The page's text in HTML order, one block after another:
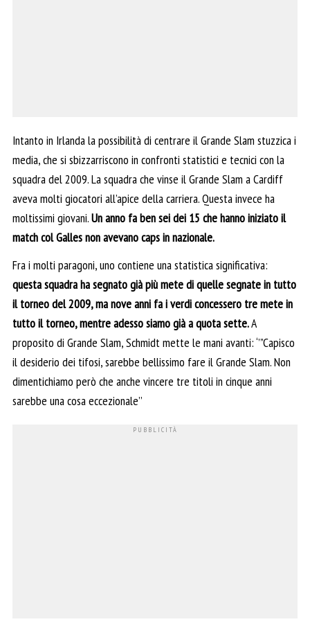
Intanto in Irlanda la possibilità di centrare il Grande Slam stuzzica i
media, che si sbizzarriscono in confronti statistici e tecnici con la
squadra del 2009. La squadra che vinse il Grande Slam a Cardiff
aveva molti giocatori all’apice della carriera. Questa invece ha
moltissimi giovani.Un anno fa ben sei dei 15 che hanno iniziato il
match col Galles non avevano caps in nazionale.
Fra i molti paragoni, uno contiene una statistica significativa:
questa squadra ha segnato già più mete di quelle segnate in tutto
il torneo del 2009, ma nove anni fa i verdi concessero tre mete in
tutto il torneo, mentre adesso siamo già a quota sette.A
proposito di Grande Slam, Schmidt mette le mani avanti: ‘’”Capisco
il desiderio dei tifosi, sarebbe bellissimo fare il Grande Slam. Non
dimentichiamo però che anche vincere tre titoli in cinque anni
sarebbe una cosa eccezionale’’